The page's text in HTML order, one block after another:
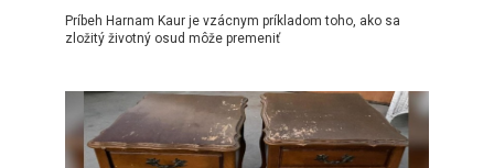
Príbeh Harnam Kaur je vzácnym príkladom toho, ako sa
zložitý životný osud môže premeniť